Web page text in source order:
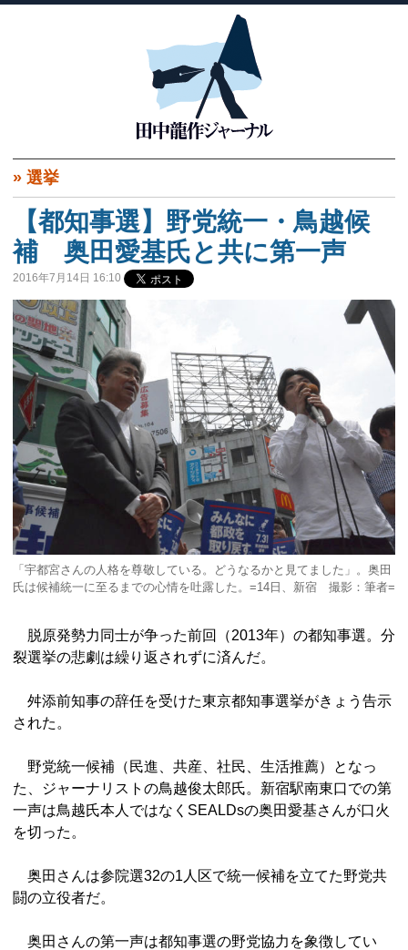
» 選挙
【都知事選】野党統一・鳥越候
補 奥田愛基氏と共に第一声
2016年7月14日 16:10
「宇都宮さんの人格を尊敬している。どうなるかと見てました」。奥田
氏は候補統一に至るまでの心情を吐露した。=14日、新宿 撮影：筆者=
脱原発勢力同士が争った前回（2013年）の都知事選。分
裂選挙の悲劇は繰り返されずに済んだ。
舛添前知事の辞任を受けた東京都知事選挙がきょう告示
された。
野党統一候補（民進、共産、社民、生活推薦）となっ
た、ジャーナリストの鳥越俊太郎氏。新宿駅南東口での第
一声は鳥越氏本人ではなくSEALDsの奥田愛基さんが口火
を切った。
奥田さんは参院選32の1人区で統一候補を立てた野党共
闘の立役者だ。
奥田さんの第一声は都知事選の野党協力を象徴してい